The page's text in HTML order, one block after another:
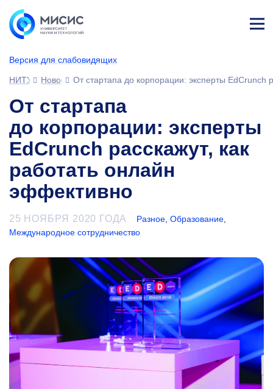
Версия для слабовидящих
ине
НИТУ МИСИС
НовостиОт стартапа до корпорации: эксперты EdCrunch
От стартапа
до корпорации: эксперты
EdCrunch расскажут, как
работать онлайн
эффективно
25 НОЯБРЯ 2020 ГОДА Разное ,Образование
Международное сотрудничество